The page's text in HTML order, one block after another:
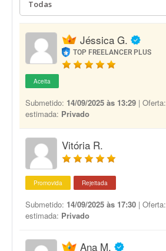
Jéssica G.
TOP FREELANCER PLUS
Aceita
Submetido: 14/09/2025 às 13:29 | Oferta:
estimada: Privado
Vitória R.
Promovida Rejeitada
Submetido: 14/09/2025 às 17:30 | Oferta:
estimada: Privado
Ana M.